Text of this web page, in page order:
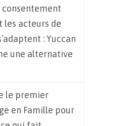
consentement
les acteurs de
: Yuccan
une alternative
le premier
en Famille pour